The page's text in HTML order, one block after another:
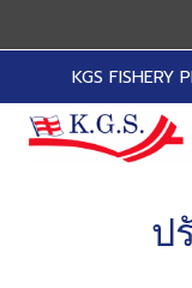
KGS FISHERY
ป